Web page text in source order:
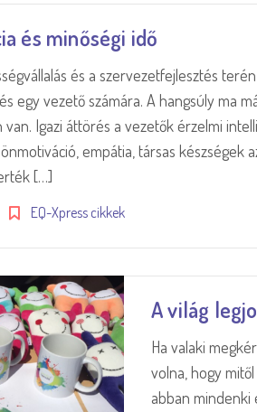
és minőségi idő
és a szervezetfejlesztés
egy vezető számára. A hangsúly ma
Igazi áttörés a vezetők érzelmi
empátia, társas
[…]
EQ-Xpress cikkek
A világ
Ha valaki
volna, hogy
abban mindenki